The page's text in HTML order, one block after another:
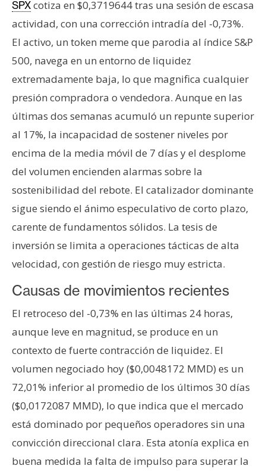
s
o
s
C
o
t
a
c
t
o
y
P
u
b
l
c
d
a
d
SPXcotiza en $0,3719644 tras una sesión de escasa
actividad, con una corrección intradía del -0,73%.
El activo, un token meme que parodia al índice S&P
500, navega en un entorno de liquidez
extremadamente baja, lo que magnifica cualquier
presión compradora o vendedora. Aunque en las
últimas dos semanas acumuló un repunte superior
al 17%, la incapacidad de sostener niveles por
encima de la media móvil de 7 días y el desplome
del volumen encienden alarmas sobre la
sostenibilidad del rebote. El catalizador dominante
sigue siendo el ánimo especulativo de corto plazo,
carente de fundamentos sólidos. La tesis de
inversión se limita a operaciones tácticas de alta
velocidad, con gestión de riesgo muy estricta.
Causas de movimientos recientes
El retroceso del -0,73% en las últimas 24 horas,
aunque leve en magnitud, se produce en un
contexto de fuerte contracción de liquidez. El
volumen negociado hoy ($0,0048172 MMD) es un
72,01% inferior al promedio de los últimos 30 días
($0,0172087 MMD), lo que indica que el mercado
está dominado por pequeños operadores sin una
convicción direccional clara. Esta atonía explica en
buena medida la falta de impulso para superar la